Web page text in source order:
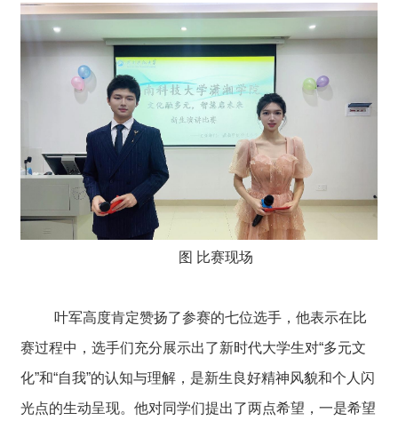
图 比赛现场
叶军高度肯定赞扬了参赛的七位选手，他表示在比
赛过程中，选手们充分展示出了新时代大学生对“多元文
化”和“自我”的认知与理解，是新生良好精神风貌和个人闪
光点的生动呈现。他对同学们提出了两点希望，一是希望